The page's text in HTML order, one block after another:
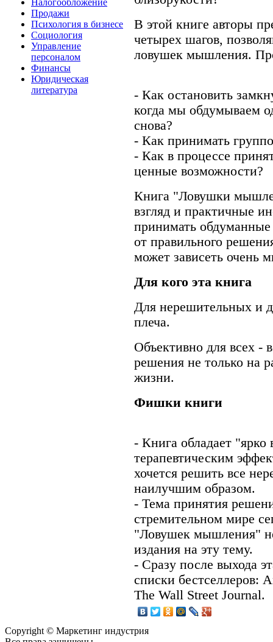
Налогообложение
Продажи
Психология в бизнесе
Социология
Управление
персоналом
Финансы
Юридическая
литература
В этой книге авторы
четырех шагов,
ловушек мышления.
- Как остановить
когда мы обдумываем
снова?
- Как принимать
- Как в процессе
ценные возможности?
Книга "Ловушки
взгляд и практичные
принимать
от правильного
может зависеть очень
Для кого эта книга
Для нерешительных и
плеча.
Объективно для всех
решения не только на
жизни.
Фишки книги
- Книга обладает
терапевтическим
хочется решить все
наилучшим образом.
- Тема принятия
стремительном мире
"Ловушек мышления"
издания на эту тему.
- Сразу после выхода
списки бестселлеров:
The Wall Street Journal.
Copyright © Маркетинг индустрия